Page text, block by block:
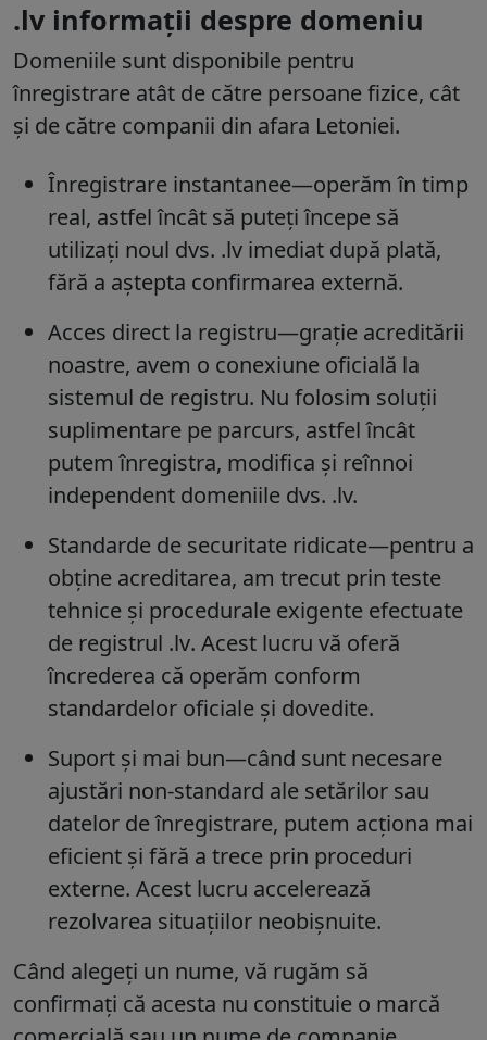
.lv informații despre domeniu
Domeniile sunt disponibile pentru
înregistrare atât de către persoane fizice, cât
și de către companii din afara Letoniei.
Înregistrare instantanee—operăm în timp
real, astfel încât să puteți începe să
utilizați noul dvs. .lv imediat după plată,
fără a aștepta confirmarea externă.
Acces direct la registru—grație acreditării
noastre, avem o conexiune oficială la
sistemul de registru. Nu folosim soluții
suplimentare pe parcurs, astfel încât
putem înregistra, modifica și reînnoi
independent domeniile dvs. .lv.
Standarde de securitate ridicate—pentru a
obține acreditarea, am trecut prin teste
tehnice și procedurale exigente efectuate
de registrul .lv. Acest lucru vă oferă
încrederea că operăm conform
standardelor oficiale și dovedite.
Suport și mai bun—când sunt necesare
ajustări non-standard ale setărilor sau
datelor de înregistrare, putem acționa mai
eficient și fără a trece prin proceduri
externe. Acest lucru accelerează
rezolvarea situațiilor neobișnuite.
Când alegeți un nume, vă rugăm să
confirmați că acesta nu constituie o marcă